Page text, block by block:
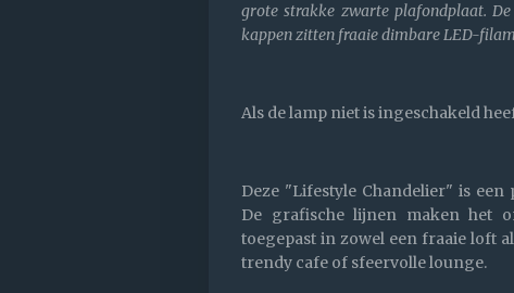
grote strakke zwarte plafondplaat.
kappen zitten fraaie dimbare LED-
Als de lamp niet is ingeschakeld
Deze "Lifestyle Chandelier" is
De grafische lijnen maken het
toegepast in zowel een fraaie loft
trendy cafe of sfeervolle lounge.